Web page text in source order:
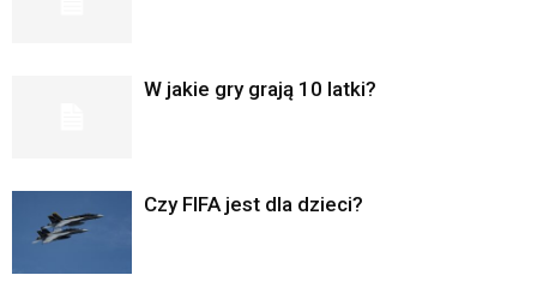
W jakie gry grają 10 latki?
Czy FIFA jest dla dzieci?